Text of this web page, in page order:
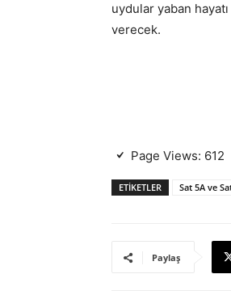
uydular yaban
verecek.
Page Views: 612
ETIKETLER Sat 5A ve
Paylaş